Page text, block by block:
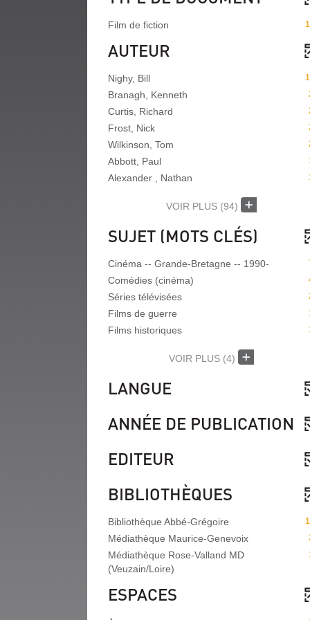
Film de fiction
AUTEUR
Nighy, Bill
Branagh, Kenneth
Curtis, Richard
Frost, Nick
Wilkinson, Tom
Abbott, Paul
Alexander , Nathan
VOIR PLUS (94)
SUJET (MOTS CLÉS)
Cinéma -- Grande-Bretagne -- 1990-
Comédies (cinéma)
Séries télévisées
Films de guerre
Films historiques
VOIR PLUS (4)
LANGUE
ANNÉE DE PUBLICATION
EDITEUR
BIBLIOTHÈQUES
Bibliothèque Abbé-Grégoire
Médiathèque Maurice-Genevoix
Médiathèque Rose-Valland MD
(Veuzain/Loire)
ESPACES